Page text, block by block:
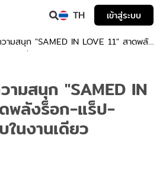
TH
เข้าสู่ระบบ
ามสนุก "SAMED IN LOVE 11" สาดพลัง
านเดียว
ามสนุก "SAMED IN
ดพลังร็อก-แร็ป-
นงานเดียว